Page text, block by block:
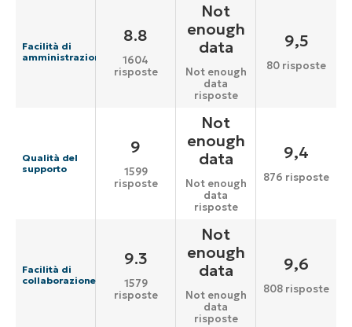
Facilità di
amministrazione
8.8
1604
risposte
Not
enough
data
Not enough
data
risposte
9,5
80 risposte
Qualità del
supporto
9
1599
risposte
Not
enough
data
Not enough
data
risposte
9,4
876 risposte
Facilità di
collaborazione
9.3
1579
risposte
Not
enough
data
Not enough
data
risposte
9,6
808 risposte